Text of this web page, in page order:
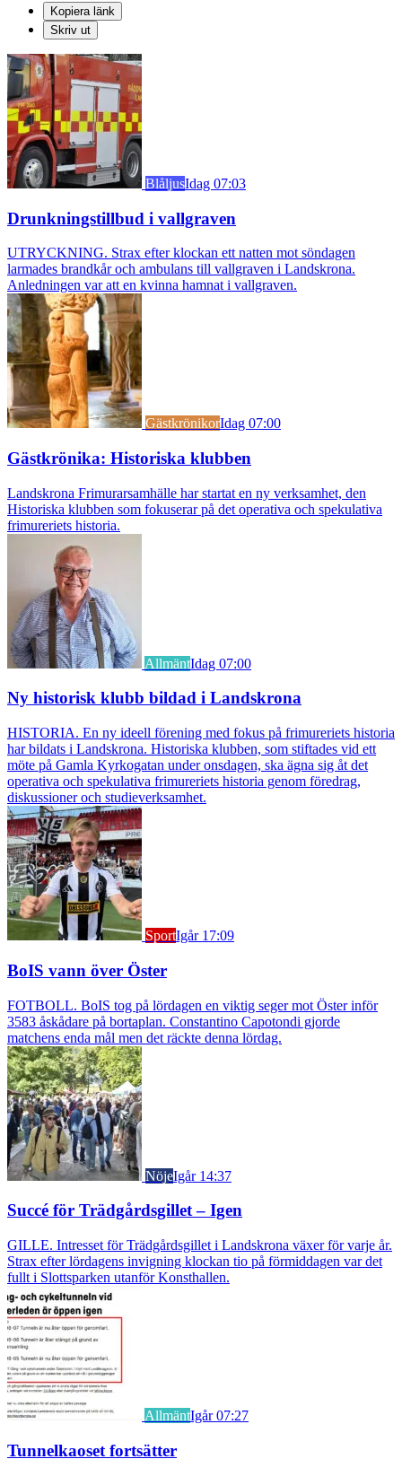
Kopiera länk
Skriv ut
BlåljusIdag 07:03
Drunkningstillbud i vallgraven
UTRYCKNING. Strax efter klockan ett natten mot söndagen
larmades brandkår och ambulans till vallgraven i Landskrona.
Anledningen var att en kvinna hamnat i vallgraven.
GästkrönikorIdag 07:00
Gästkrönika: Historiska klubben
Landskrona Frimurarsamhälle har startat en ny verksamhet, den
Historiska klubben som fokuserar på det operativa och spekulativa
frimureriets historia.
AllmäntIdag 07:00
Ny historisk klubb bildad i Landskrona
HISTORIA. En ny ideell förening med fokus på frimureriets historia
har bildats i Landskrona. Historiska klubben, som stiftades vid ett
möte på Gamla Kyrkogatan under onsdagen, ska ägna sig åt det
operativa och spekulativa frimureriets historia genom föredrag,
diskussioner och studieverksamhet.
SportIgår 17:09
BoIS vann över Öster
FOTBOLL. BoIS tog på lördagen en viktig seger mot Öster inför
3583 åskådare på bortaplan. Constantino Capotondi gjorde
matchens enda mål men det räckte denna lördag.
NöjeIgår 14:37
Succé för Trädgårdsgillet – Igen
GILLE. Intresset för Trädgårdsgillet i Landskrona växer för varje år.
Strax efter lördagens invigning klockan tio på förmiddagen var det
fullt i Slottsparken utanför Konsthallen.
AllmäntIgår 07:27
Tunnelkaoset fortsätter